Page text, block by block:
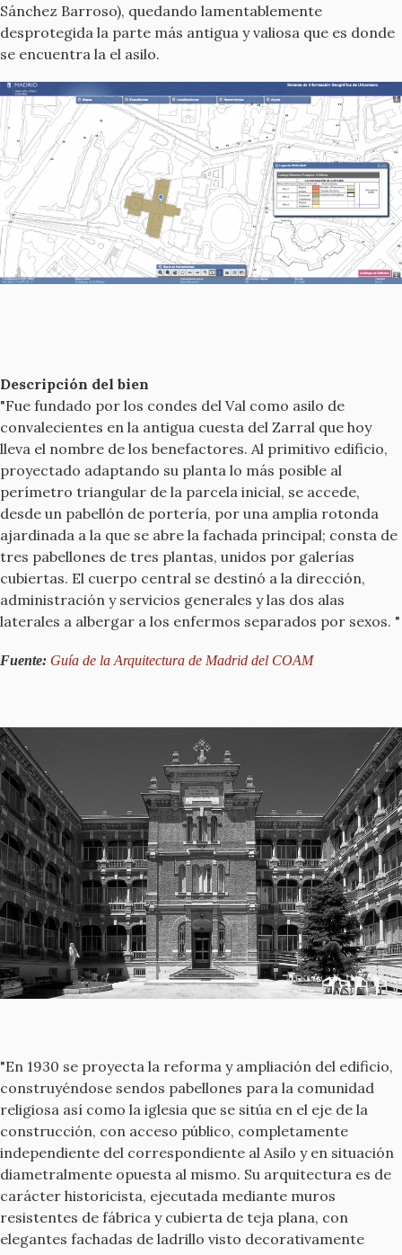
Sánchez Barroso), quedando lamentablemente
desprotegida la parte más antigua y valiosa que es donde
se encuentra la el asilo.
Descripción del bien
"Fue fundado por los condes del Val como asilo de
convalecientes en la antigua cuesta del Zarral que hoy
lleva el nombre de los benefactores. Al primitivo edificio,
proyectado adaptando su planta lo más posible al
perímetro triangular de la parcela inicial, se accede,
desde un pabellón de portería, por una amplia rotonda
ajardinada a la que se abre la fachada principal; consta de
tres pabellones de tres plantas, unidos por galerías
cubiertas. El cuerpo central se destinó a la dirección,
administración y servicios generales y las dos alas
laterales a albergar a los enfermos separados por sexos. "
Fuente: Guía de la Arquitectura de Madrid del COAM
"En 1930 se proyecta la reforma y ampliación del edificio,
construyéndose sendos pabellones para la comunidad
religiosa así como la iglesia que se sitúa en el eje de la
construcción, con acceso público, completamente
independiente del correspondiente al Asilo y en situación
diametralmente opuesta al mismo. Su arquitectura es de
carácter historicista, ejecutada mediante muros
resistentes de fábrica y cubierta de teja plana, con
elegantes fachadas de ladrillo visto decorativamente